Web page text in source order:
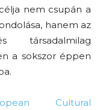
nem csupán a
hanem az
a sokszor éppen
Cultural